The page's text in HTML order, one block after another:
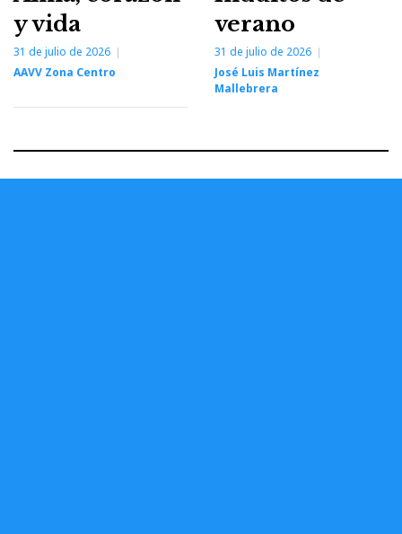
y vida
31 de julio de 2026
AAVV Zona Centro
verano
31 de julio de 2026
José Luis Martínez
Mallebrera